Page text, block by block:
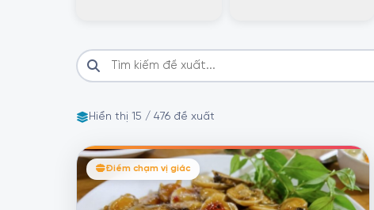
Hiển thị 15 / 476 đề xuất
Điểm chạm vị giác